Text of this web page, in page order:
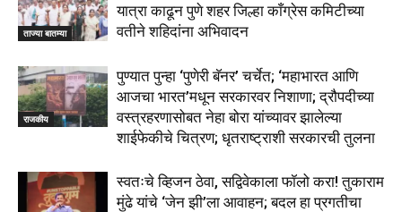
ताज्या बातम्या
यात्रा काढून पुणे शहर जिल्हा काँग्रेस कमिटीच्या
वतीने शहिदांना अभिवादन
राजकीय
पुण्यात पुन्हा ‘पुणेरी बॅनर’ चर्चेत; ‘महाभारत आणि
आजचा भारत’मधून सरकारवर निशाणा; द्रौपदीच्या
वस्त्रहरणासोबत नेहा बोरा यांच्यावर झालेल्या
शाईफेकीचे चित्रण; धृतराष्ट्राशी सरकारची तुलना
स्वतःचे व्हिजन ठेवा, सद्विवेकाला फॉलो करा! तुकाराम
मुंढे यांचे ‘जेन झी’ला आवाहन; बदल हा प्रगतीचा